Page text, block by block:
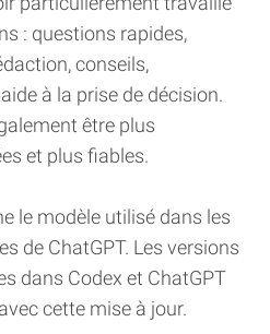
: questions rapides,
conseils,
à la prise de décision.
être plus
et plus fiables.
le modèle utilisé dans les
de ChatGPT. Les versions
dans Codex et ChatGPT
cette mise à jour.